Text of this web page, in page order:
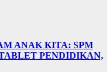
ANAK KITA: SPM
PENDIDIKAN,